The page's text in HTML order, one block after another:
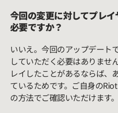
今回の変更に対してプレ
必要ですか？
いいえ。今回のアップデート
していただく必要はありませ
レイしたことがあるならば、
ているためです。ご自身の
の方法でご確認いただけます。